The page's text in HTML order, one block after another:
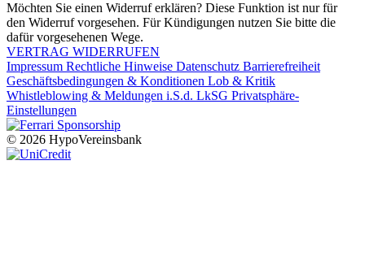
Möchten Sie einen Widerruf erklären? Diese Funktion ist nur für
den Widerruf vorgesehen. Für Kündigungen nutzen Sie bitte die
dafür vorgesehenen Wege.
VERTRAG WIDERRUFEN
Impressum Rechtliche Hinweise Datenschutz Barrierefreiheit
Geschäftsbedingungen & Konditionen Lob & Kritik
Whistleblowing & Meldungen i.S.d. LkSG Privatsphäre-
Einstellungen
© 2026 HypoVereinsbank